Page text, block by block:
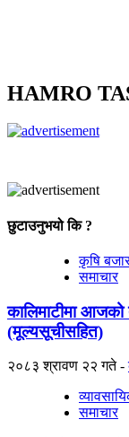
HAMRO
छुटाउनुभयो कि ?
कृषि
समाचार
कालिमाटीमा
(मूल्यसूचीसहित)
२०८३ श्रावण २२ गते
समाचार